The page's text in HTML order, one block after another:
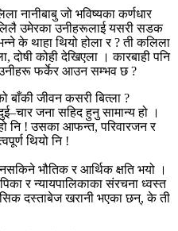
नानीबाबु जो भविष्यका कर्णधार
उमेरका उनीहरूलाई यसरी सडक
के थाहा थियो होला र ? ती कलिला
दोषी कोही देखिएला । कारबाही पनि
उनीहरू फर्केर आउन सम्भव छ ?
बाँकी जीवन कसरी बित्ला ?
जना सहिद हुनु सामान्य हो ।
नि ! उसका आफन्त, परिवारजन र
थियो नि !
भौतिक र आर्थिक क्षति भयो ।
र न्यायपालिकाका संरचना ध्वस्त
दस्ताबेज खरानी भएका छन्, के ती